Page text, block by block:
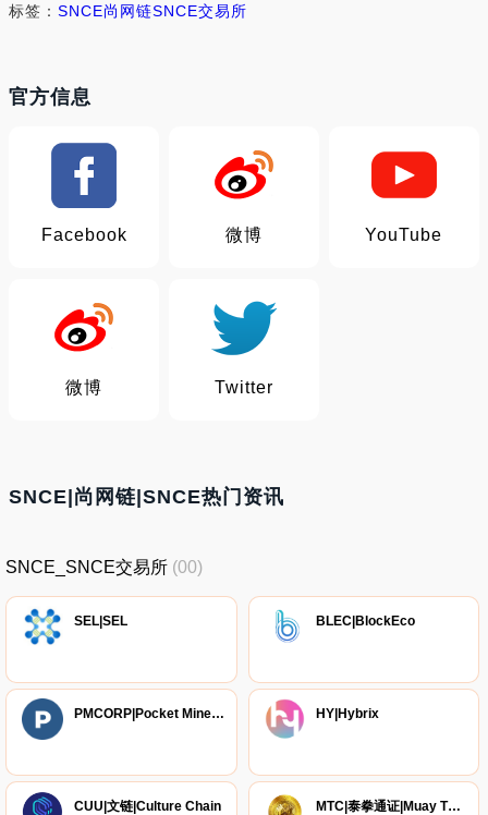
标签： SNCE尚网链SNCE交易所
官方信息
Facebook 微博 YouTube
微博 Twitter
SNCE|尚网链|SNCE热门资讯
SNCE_SNCE交易所 (00)
SEL|SEL BLEC|BlockEco
PMCORP|Pocket Miner Corp HY|Hybrix
CUU|文链|Culture Chain MTC|泰拳通证|Muay Thai Chain